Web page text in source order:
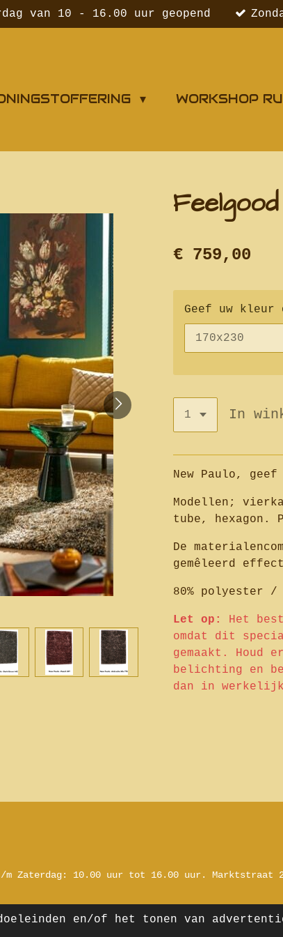
en/of het tonen van
van 10 - 16.00 uur geopend
WORKSHOP
€ 759,00
Geef uw kleur
In
New Paulo,
Modellen;
tube, hexagon.
De
gemêleerd
80% polyester /
Let op: Het
omdat dit
gemaakt. Houd
belichting en
dan in
m Zaterdag: 10.00 uur tot 16.00 uur. Marktstraat